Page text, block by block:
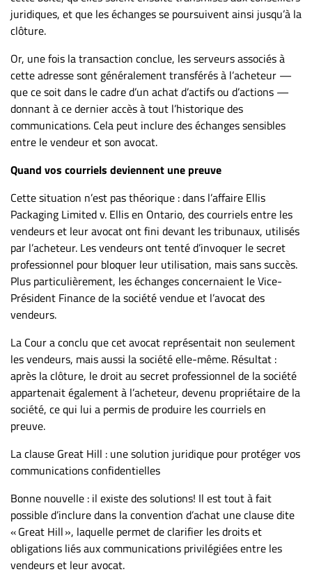
Espace
entreprises
Page
entreprises
Publier
un
emploi
Solutions de
recrutements
TROUVEZ-
NOUS
Nous
joindre
À
Infolettre
S’abonner
FAQ
Politique de
juridiques, et que les échanges se poursuivent ainsi jusqu’à la
clôture.
Or, une fois la transaction conclue, les serveurs associés à
cette adresse sont généralement transférés à l’acheteur —
que ce soit dans le cadre d’un achat d’actifs ou d’actions —
donnant à ce dernier accès à tout l’historique des
communications. Cela peut inclure des échanges sensibles
entre le vendeur et son avocat.
Quand vos courriels deviennent une preuve
Cette situation n’est pas théorique : dans l’affaire Ellis
Packaging Limited v. Ellis en Ontario, des courriels entre les
vendeurs et leur avocat ont fini devant les tribunaux, utilisés
par l’acheteur. Les vendeurs ont tenté d’invoquer le secret
professionnel pour bloquer leur utilisation, mais sans succès.
Plus particulièrement, les échanges concernaient le Vice-
Président Finance de la société vendue et l’avocat des
vendeurs.
La Cour a conclu que cet avocat représentait non seulement
les vendeurs, mais aussi la société elle-même. Résultat :
après la clôture, le droit au secret professionnel de la société
appartenait également à l’acheteur, devenu propriétaire de la
société, ce qui lui a permis de produire les courriels en
preuve.
La clause Great Hill : une solution juridique pour protéger vos
communications confidentielles
Bonne nouvelle : il existe des solutions! Il est tout à fait
possible d’inclure dans la convention d’achat une clause dite
« Great Hill », laquelle permet de clarifier les droits et
obligations liés aux communications privilégiées entre les
vendeurs et leur avocat.